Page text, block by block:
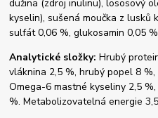
dužina (zdroj inulinu), lososový
kyselin), sušená moučka z lusků
sulfát 0,06 %, glukosamin 0,05
Analytické složky:Hrubý
vláknina 2,5 %, hrubý popel 8
Omega-6 mastné kyseliny 2,5
%. Metabolizovatelná energie